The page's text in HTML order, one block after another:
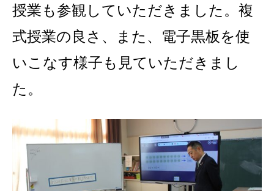
授業も参観していただきました。複
式授業の良さ、また、電子黒板を使
いこなす様子も見ていただきまし
た。